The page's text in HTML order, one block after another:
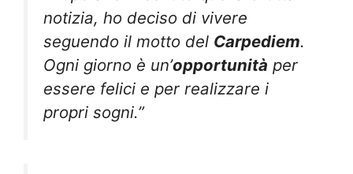
notizia, ho deciso di vivere
seguendo il motto del Carpediem.
Ogni giorno è un’opportunità per
essere felici e per realizzare i
propri sogni.”